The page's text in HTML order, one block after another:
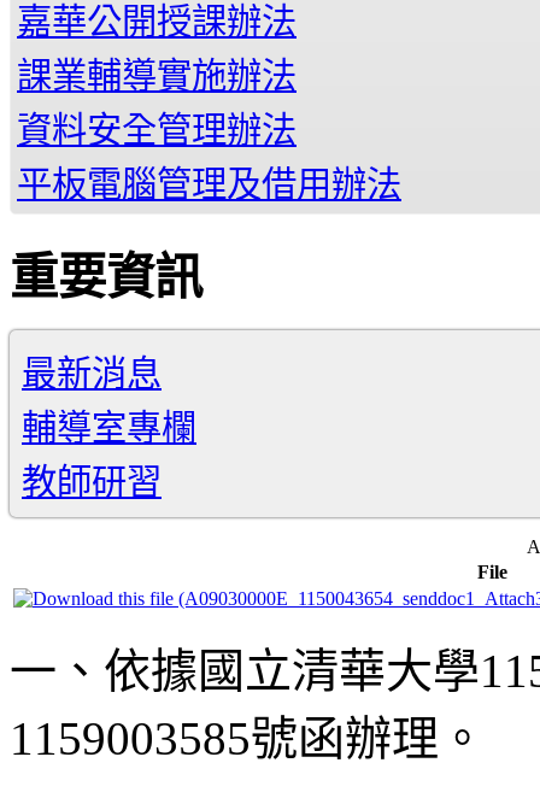
嘉華公開授課辦法
課業輔導實施辦法
資料安全管理辦法
平板電腦管理及借用辦法
重要資訊
最新消息
輔導室專欄
教師研習
File
一、依據國立清華大學
1159003585號函辦理。